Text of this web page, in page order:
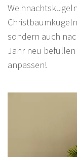
sondern auch
Jahr neu
anpassen!